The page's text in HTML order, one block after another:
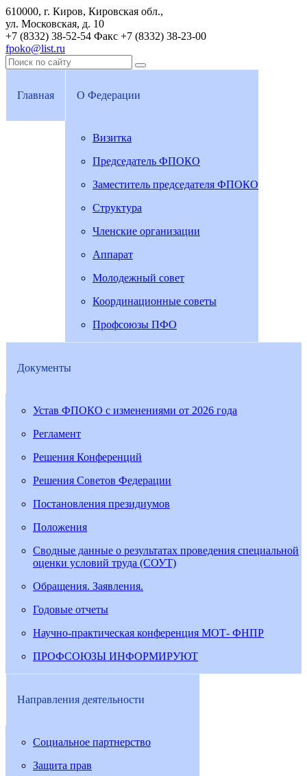
610000, г. Киров, Кировская обл.,
ул. Московская, д. 10
+7 (8332) 38-52-54 Факс +7 (8332) 38-23-00
fpoko@list.ru
Главная О Федерации
Визитка
Председатель ФПОКО
Заместитель председателя ФПОКО
Структура
Членские организации
Аппарат
Молодежный совет
Координационные советы
Профсоюзы ПФО
Документы
Устав ФПОКО с изменениями от 2026 года
Регламент
Решения Конференций
Решения Советов Федерации
Постановления президиумов
Положения
Сводные данные о результатах проведения специальной
оценки условий труда (СОУТ)
Обращения. Заявления.
Годовые отчеты
Научно-практическая конференция МОТ- ФНПР
ПРОФСОЮЗЫ ИНФОРМИРУЮТ
Направления деятельности
Социальное партнерство
Защита прав